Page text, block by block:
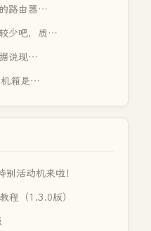
路由器…
少吧，质…
说现…
机箱是…
活动机来啦！
程（1.3.0版）